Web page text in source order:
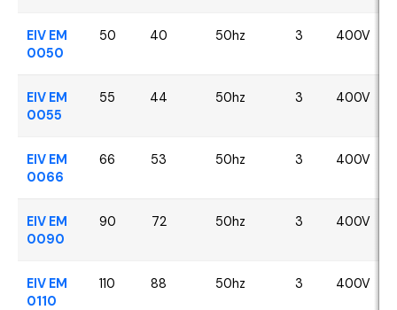
EIV EM
0050
50 40 50hz 3 400V
EIV EM
0055
55 44 50hz 3 400V
EIV EM
0066
66 53 50hz 3 400V
EIV EM
0090
90 72 50hz 3 400V
EIV EM
0110
110 88 50hz 3 400V